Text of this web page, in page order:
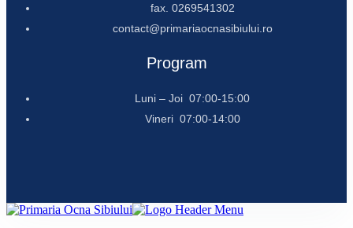
fax. 0269541302
contact@primariaocnasibiului.ro
Program
Luni – Joi 07:00-15:00
Vineri 07:00-14:00